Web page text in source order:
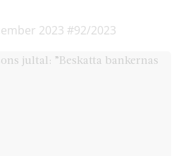
2023 #92/2023